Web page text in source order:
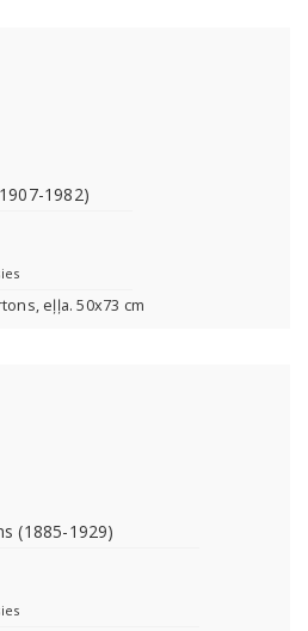
1982)
eļļa. 50x73 cm
(1885-1929)